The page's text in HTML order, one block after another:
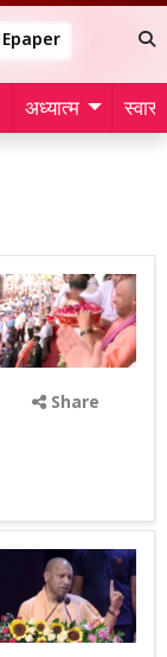
Epaper
अध्यात्म
Share